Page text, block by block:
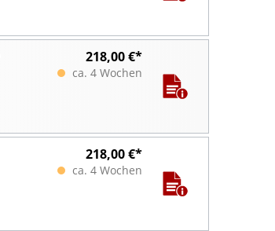
218,00 €*
ca. 4 Wochen
218,00 €*
ca. 4 Wochen